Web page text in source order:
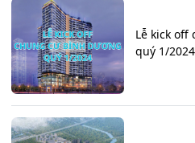
Lễ kick off
quý 1/2024